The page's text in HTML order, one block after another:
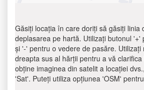
Găsiți locația în care doriți să găsiți linia
deplasarea pe hartă. Utilizați butonul '+'
și '-' pentru o vedere de pasăre. Utilizați
dreapta sus al hărții pentru a vă
obține imaginea din satelit a locației
'Sat'. Puteți utiliza opțiunea 'OSM'